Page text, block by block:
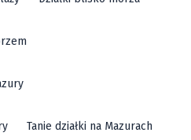
Tanie działki na Mazurach